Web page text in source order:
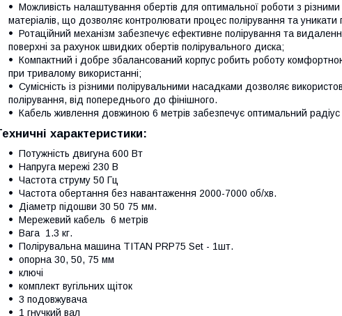
Можливість налаштування обертів для оптимальної роботи з різними
матеріалів, що дозволяє контролювати процес полірування та уникати
Ротаційний механізм забезпечує ефективне полірування та
поверхні за рахунок швидких обертів полірувального диска;
Компактний і добре збалансований корпус робить роботу
при тривалому використанні;
Сумісність із різними полірувальними насадками дозволяє
полірування, від попереднього до фінішного.
Кабель живлення довжиною 6 метрів забезпечує оптимальний радіус
характеристики:
Потужність двигуна 600 Вт
Напруга мережі 230 В
Частота струму 50 Гц
Частота обертання без навантаження 2000-7000 об/хв.
Діаметр підошви 30 50 75 мм.
Мережевий кабель 6 метрів
Вага 1.3 кг.
Полірувальна машина TITAN PRP75 Set - 1шт.
опорна 30, 50, 75 мм
ключі
комплект вугільних щіток
3 подовжувача
1 гнучкий вал